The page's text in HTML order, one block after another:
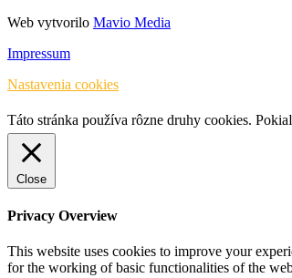
Web vytvorilo Mavio Media
Impressum
Nastavenia cookies
Táto stránka používa rôzne druhy cookies.
Close
Privacy Overview
This website uses cookies to improve your
for the working of basic functionalities of the